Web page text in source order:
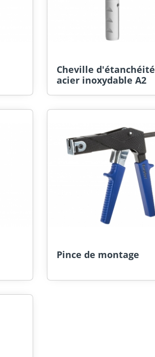
Cheville d'étanchéité
acier inoxydable A2
Pince de montage